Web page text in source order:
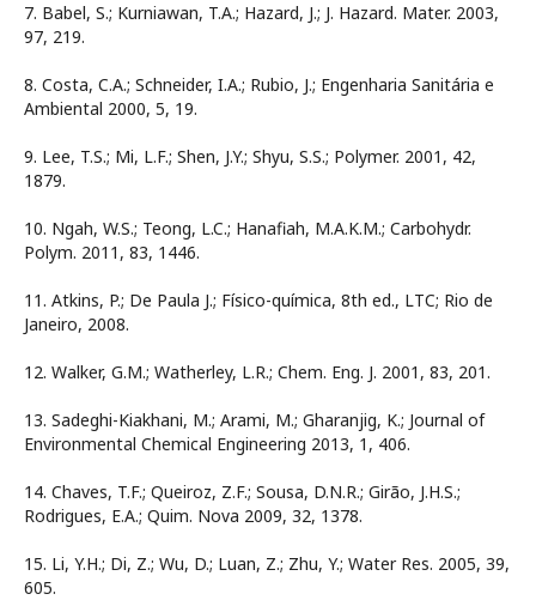
7. Babel, S.; Kurniawan, T.A.; Hazard, J.; J. Hazard. Mater. 2003,
97, 219.
8. Costa, C.A.; Schneider, I.A.; Rubio, J.; Engenharia Sanitária e
Ambiental 2000, 5, 19.
9. Lee, T.S.; Mi, L.F.; Shen, J.Y.; Shyu, S.S.; Polymer. 2001, 42,
1879.
10. Ngah, W.S.; Teong, L.C.; Hanafiah, M.A.K.M.; Carbohydr.
Polym. 2011, 83, 1446.
11. Atkins, P.; De Paula J.; Físico-química, 8th ed., LTC; Rio de
Janeiro, 2008.
12. Walker, G.M.; Watherley, L.R.; Chem. Eng. J. 2001, 83, 201.
13. Sadeghi-Kiakhani, M.; Arami, M.; Gharanjig, K.; Journal of
Environmental Chemical Engineering 2013, 1, 406.
14. Chaves, T.F.; Queiroz, Z.F.; Sousa, D.N.R.; Girão, J.H.S.;
Rodrigues, E.A.; Quim. Nova 2009, 32, 1378.
15. Li, Y.H.; Di, Z.; Wu, D.; Luan, Z.; Zhu, Y.; Water Res. 2005, 39,
605.